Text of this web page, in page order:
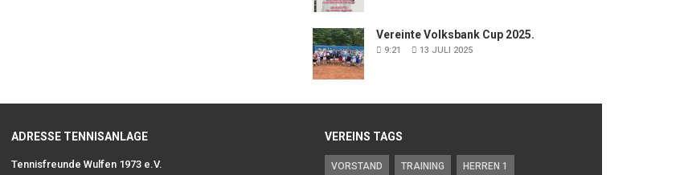
Vereinte Volksbank Cup 2025.
9:21 13 JULI 2025
ADRESSE TENNISANLAGE
Tennisfreunde Wulfen 1973 e.V.
VEREINS TAGS
VORSTAND TRAINING HERREN 1